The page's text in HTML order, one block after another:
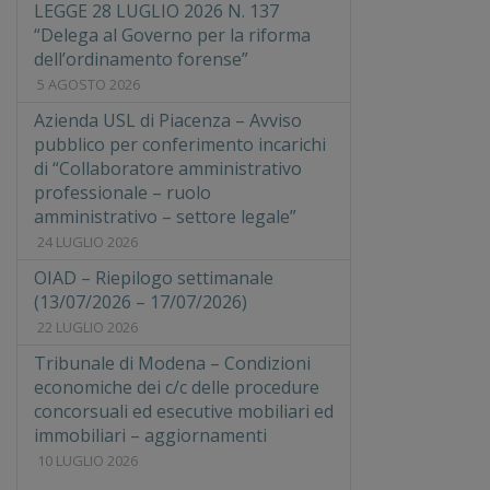
LEGGE 28 LUGLIO 2026 N. 137
“Delega al Governo per la riforma
dell’ordinamento forense”
5 AGOSTO 2026
Azienda USL di Piacenza – Avviso
pubblico per conferimento incarichi
di “Collaboratore amministrativo
professionale – ruolo
amministrativo – settore legale”
24 LUGLIO 2026
OIAD – Riepilogo settimanale
(13/07/2026 – 17/07/2026)
22 LUGLIO 2026
Tribunale di Modena – Condizioni
economiche dei c/c delle procedure
concorsuali ed esecutive mobiliari ed
immobiliari – aggiornamenti
10 LUGLIO 2026